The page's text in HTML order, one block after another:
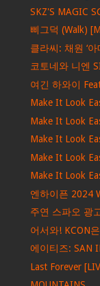
SKZ'S MAGIC
삐그덕 (Walk)
클라씨: 채원 ‘
코토네와 니엔
여긴 하와이
Make It Look
Make It Look
Make It Look
Make It Look
Make It Look
엔하이픈 2024
주연 스파오 광
어서와! KCON
에이티즈: SAN
Last Forever